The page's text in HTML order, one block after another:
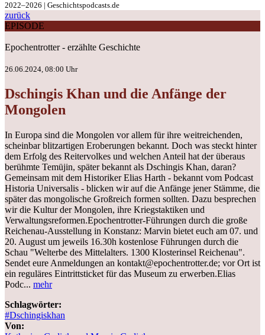
2022–2026 | Geschichtspodcasts.de
zurück
EPISODE
Epochentrotter - erzählte Geschichte
26.06.2024, 08:00 Uhr
Dschingis Khan und die Anfänge der
Mongolen
In Europa sind die Mongolen vor allem für ihre weitreichenden,
scheinbar blitzartigen Eroberungen bekannt. Doch was steckt hinter
dem Erfolg des Reitervolkes und welchen Anteil hat der überaus
berühmte Temüjin, später bekannt als Dschingis Khan, daran?
Gemeinsam mit dem Historiker Elias Harth - bekannt vom Podcast
Historia Universalis - blicken wir auf die Anfänge jener Stämme, die
später das mongolische Großreich formen sollten. Dazu besprechen
wir die Kultur der Mongolen, ihre Kriegstaktiken und
Verwaltungsreformen.Epochentrotter-Führungen durch die große
Reichenau-Ausstellung in Konstanz: Marvin bietet euch am 07. und
20. August um jeweils 16.30h kostenlose Führungen durch die
Schau "Welterbe des Mittelalters. 1300 Klosterinsel Reichenau".
Sendet eure Anmeldungen an kontakt@epochentrotter.de; vor Ort ist
ein reguläres Eintrittsticket für das Museum zu erwerben.Elias
Podc... mehr
Schlagwörter:
#Dschingiskhan
Von: